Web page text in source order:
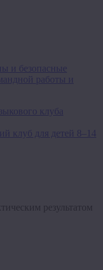
и безопасные
работы и
клуб для детей 8–14
результатом